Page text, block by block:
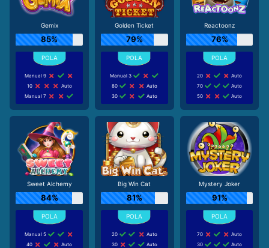
Gemix
85%
Manual 9
10
Auto
Manual 7
Golden Ticket
79%
Manual 3
80
Auto
30
Auto
Reactoonz
76%
20
Auto
70
Auto
50
Auto
Sweet Alchemy
84%
Manual 5
40
Auto
Big Win Cat
81%
20
Auto
30
Auto
Mystery Joker
91%
70
Auto
30
Auto